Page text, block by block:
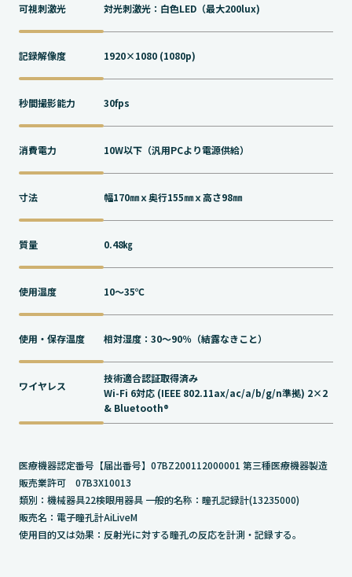
可視刺激光 対光刺激光：白色LED（最大200lux)
記録解像度 1920×1080 (1080p)
秒間撮影能力 30fps
消費電力 10W以下（汎用PCより電源供給）
寸法 幅170㎜ｘ奥行155㎜ｘ高さ98㎜
質量 0.48㎏
使用温度 10～35℃
使用・保存温度 相対湿度：30～90％（結露なきこと）
ワイヤレス
技術適合認証取得済み
Wi-Fi 6対応 (IEEE 802.11ax/ac/a/b/g/n準拠) 2×2
& Bluetooth®︎
医療機器認定番号【届出番号】07BZ200112000001 第三種医療機器製造
販売業許可 07B3X10013
類別：機械器具22検眼⽤器具 ⼀般的名称：瞳孔記録計(13235000)
販売名：電⼦瞳孔計AiLiveM
使⽤⽬的⼜は効果：反射光に対する瞳孔の反応を計測‧記録する。